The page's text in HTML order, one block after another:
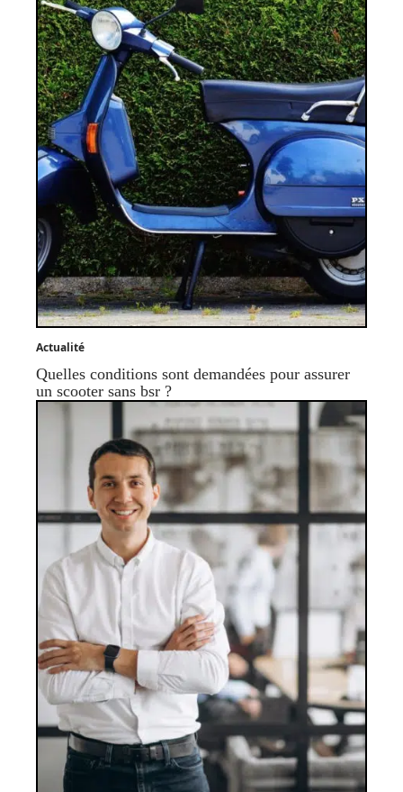
Actualité
Quelles conditions sont demandées pour assurer
un scooter sans bsr ?